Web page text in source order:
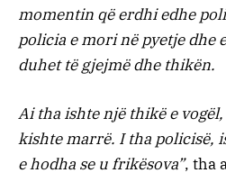
momentin që erdhi edhe
policia e mori në pyetje dhe
duhet të gjejmë dhe thikën.
Ai tha ishte një thikë e
kishte marrë. I tha policisë,
e hodha se u frikësova”, tha